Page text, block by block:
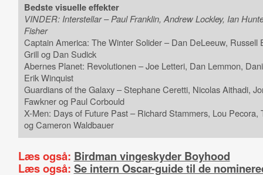
Bedste visuelle effekter
VINDER: Interstellar – Paul Franklin, Andrew Lockley, Ian
Fisher
Captain America: The Winter Solider – Dan DeLeeuw, Russell
Grill og Dan Sudick
Abernes Planet: Revolutionen – Joe Letteri, Dan Lemmon,
Erik Winquist
Guardians of the Galaxy – Stephane Ceretti, Nicolas Aithadi,
Fawkner og Paul Corbould
X-Men: Days of Future Past – Richard Stammers, Lou Pecora,
og Cameron Waldbauer
Læs også: Birdman vingeskyder Boyhood
Læs også: Se intern Oscar-guide til de